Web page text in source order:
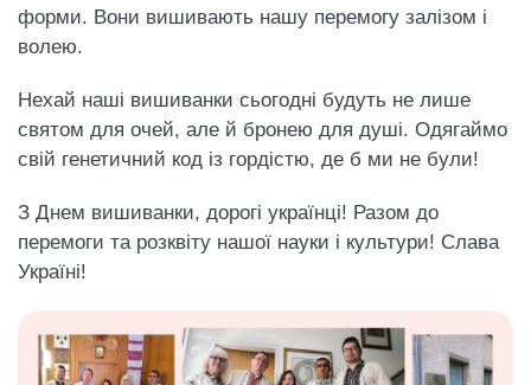
форми. Вони вишивають нашу перемогу залізом і
волею.
Нехай наші вишиванки сьогодні будуть не лише
святом для очей, але й бронею для душі. Одягаймо
свій генетичний код із гордістю, де б ми не були!
З Днем вишиванки, дорогі українці! Разом до
перемоги та розквіту нашої науки і культури! Слава
Україні!